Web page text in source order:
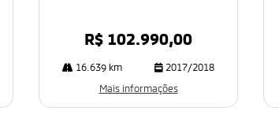
R$ 102.990,00
16.639 km
2017/2018
Mais informações